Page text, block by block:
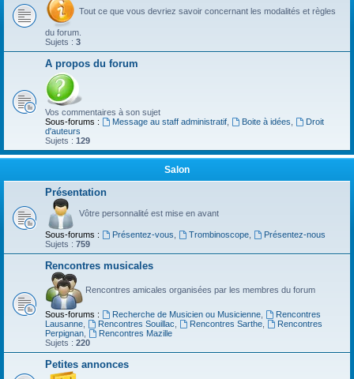
Tout ce que vous devriez savoir concernant les modalités et règles
du forum.
Sujets : 3
A propos du forum
Vos commentaires à son sujet
Sous-forums :
Message au staff administratif, Boite à idées
Droit
d'auteurs
Sujets : 129
Salon
Présentation
Vôtre personnalité est mise en avant
Sous-forums : Présentez-vous Trombinoscope,
Présentez-nous
Sujets : 759
Rencontres musicales
Rencontres amicales organisées par les membres du forum
Sous-forums : Recherche de Musicien ou Musicienne,
Rencontres
Lausanne
Rencontres Souillac Rencontres Sarthe,
Rencontres
Perpignan
Rencontres Mazille
Sujets : 220
Petites annonces